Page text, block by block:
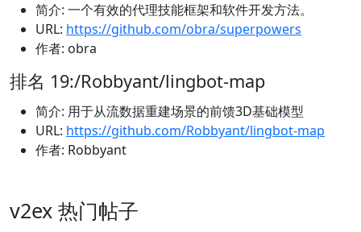
简介: 一个有效的代理技能框架和软件开发方法。
URL: https://github.com/obra/superpowers
作者: obra
排名 19:/Robbyant/lingbot-map
简介: 用于从流数据重建场景的前馈3D基础模型
URL: https://github.com/Robbyant/lingbot-map
作者: Robbyant
v2ex 热门帖子